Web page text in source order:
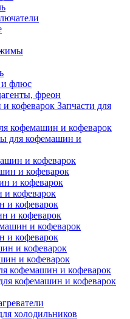
флюс
фреон
Запчасти для
кофемашин и кофеварок
для кофемашин и
и кофеварок
и кофеварок
и кофеварок
кофеварок
и кофеварок
и кофеварок
и кофеварок
и кофеварок
и кофеварок
и кофеварок
кофемашин и кофеварок
кофемашин и кофеварок